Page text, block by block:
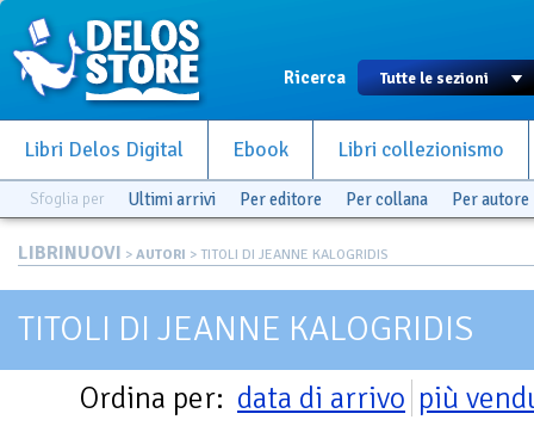
Ricerca
Libri Delos Digital Ebook Libri collezionismo
Sfoglia per Ultimi arrivi Per editore Per collana Per autore
LIBRINUOVI > AUTORI > TITOLI DI JEANNE KALOGRIDIS
TITOLI DI JEANNE KALOGRIDIS
Ordina per: data di arrivo più